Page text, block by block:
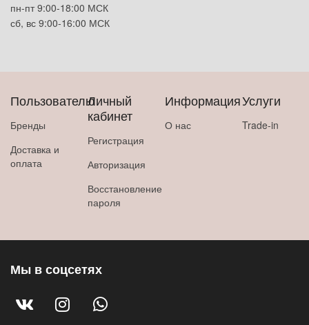
пн-пт 9:00-18:00 МСК
сб, вс 9:00-16:00 МСК
Пользователю
Бренды
Доставка и
оплата
Личный
кабинет
Регистрация
Авторизация
Восстановление
пароля
Информация
О нас
Услуги
Trade-in
Мы в соцсетях